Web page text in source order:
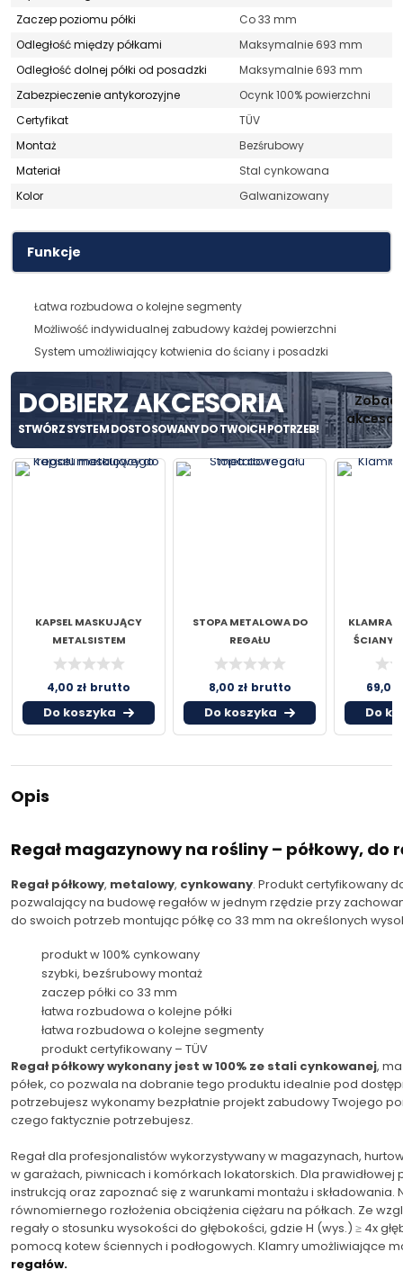
Zaczep poziomu półki
Co 33 mm
Odległość między półkami
Maksymalnie 693 mm
Odległość dolnej półki od posadzki
Maksymalnie 693 mm
Zabezpieczenie antykorozyjne
Ocynk 100% powierzchni
Certyfikat
TÜV
Montaż
Bezśrubowy
Materiał
Stal cynkowana
Kolor
Galwanizowany
Funkcje
Łatwa rozbudowa o kolejne segmenty
Możliwość indywidualnej zabudowy każdej powierzchni
System umożliwiający kotwienia do ściany i posadzki
DOBIERZAKCESORIA
STWÓRZSYSTEMDOSTOSOWANYDOTWOICHPOTRZEB!
KAPSEL MASKUJĄCY
METALSISTEM
4,00 zł brutto
Do koszyka
STOPA METALOWA DO
REGAŁU
8,00 zł brutto
Do koszyka
KLAMRA
ŚCIANY
69,00
Do
Opis
Regał magazynowy na rośliny – półkowy, do
Regał półkowy, metalowy, cynkowany. Produkt certyfikowany
pozwalający na budowę regałów w jednym rzędzie przy
do swoich potrzeb montując półkę co 33 mm na określonych
produkt w 100% cynkowany
szybki, bezśrubowy montaż
zaczep półki co 33 mm
łatwa rozbudowa o kolejne półki
łatwa rozbudowa o kolejne segmenty
produkt certyfikowany – TÜV
Regał półkowy wykonany jest w 100% ze stali cynkowanej,
półek, co pozwala na dobranie tego produktu idealnie pod
potrzebujesz wykonamy bezpłatnie projekt zabudowy Twojego
czego faktycznie potrzebujesz.
Regał dla profesjonalistów wykorzystywany w magazynach,
w garażach, piwnicach i komórkach lokatorskich. Dla
instrukcją oraz zapoznać się z warunkami montażu i
równomiernego rozłożenia obciążenia ciężaru na półkach. Ze
regały o stosunku wysokości do głębokości, gdzie H (wys.) ≥ 4x
pomocą kotew ściennych i podłogowych. Klamry umożliwiające
regałów.